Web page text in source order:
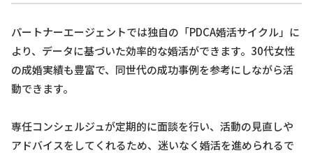
パートナーエージェントでは独自の「PDCA婚活サイクル」に
より、データに基づいた効率的な婚活ができます。30代女性
の成婚実績も豊富で、同世代の成功事例を参考にしながら活
動できます。
専任コンシェルジュが定期的に面談を行い、活動の見直しや
アドバイスをしてくれるため、迷いなく婚活を進められるで